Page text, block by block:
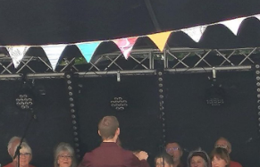
Nie wieder ist jetzt!
Vorwärts durch die Pandemie